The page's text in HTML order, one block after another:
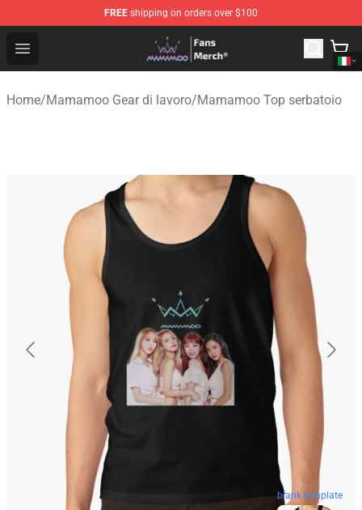
FREE shipping on orders over $100
Open menu
Mamamoo Store - Official Mamamoo Merchandise Shop
Home/Mamamoo Gear di lavoro/Mamamoo Top serbatoio
blank template